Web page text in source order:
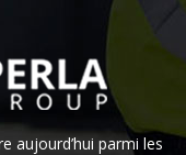
aujourd’hui parmi les